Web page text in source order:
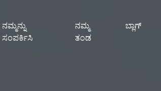
ನಮ್ಮನ್ನು
ಸಂಪರ್ಕಿಸಿ
ನಮ್ಮ
ತಂಡ
ಬ್ಲಾಗ್